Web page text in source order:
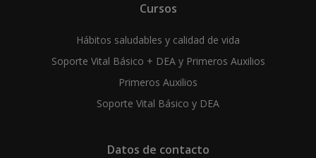
Cursos
Hábitos saludables y calidad de vida
Soporte Vital Básico + DEA y Primeros Auxilios
Primeros Auxilios
Soporte Vital Básico y DEA
Datos de contacto